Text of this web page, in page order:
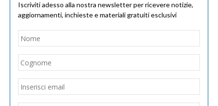
Iscriviti adesso alla nostra newsletter per ricevere notizie,
aggiornamenti, inchieste e materiali gratuiti esclusivi
Nome
Email